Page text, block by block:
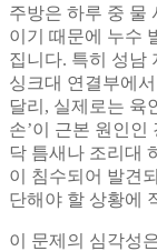
주방은 하루 중 물
이기 때문에 누수
집니다. 특히 성남
싱크대 연결부에
달리, 실제로는 육
손’이 근본 원인
닥 틈새나 조리대
이 침수되어 발견
단해야 할 상황에
이 문제의 심각성